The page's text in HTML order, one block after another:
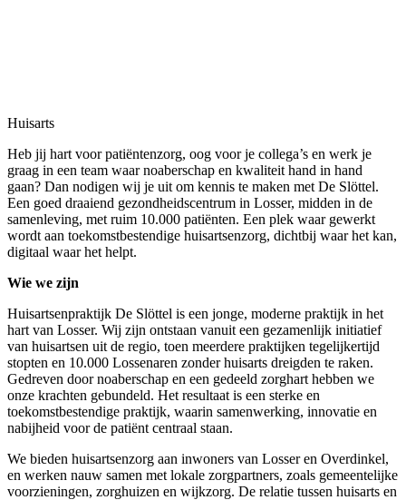
Huisarts
Heb jij hart voor patiëntenzorg, oog voor je collega’s en werk je
graag in een team waarnoaberschap en kwaliteit hand in hand
gaan? Dan nodigen wij je uit om kennis te maken met De Slöttel.
Een goed draaiend gezondheidscentrum in Losser, midden in de
samenleving, met ruim 10.000 patiënten. Een plek waar gewerkt
wordt aan toekomstbestendige huisartsenzorg, dichtbij waar het kan,
digitaal waar het helpt.
Wie we zijn
Huisartsenpraktijk De Slöttel is een jonge, moderne praktijk in het
hart van Losser. Wij zijn ontstaan vanuit een gezamenlijk initiatief
van huisartsen uit de regio, toen meerdere praktijken tegelijkertijd
stopten en 10.000 Lossenaren zonder huisarts dreigden te raken.
Gedreven door noaberschap en een gedeeld zorghart hebben we
onze krachten gebundeld. Het resultaat is een sterke en
toekomstbestendige praktijk, waarin samenwerking, innovatie en
nabijheid voor de patiënt centraal staan.
We bieden huisartsenzorg aan inwoners van Losser en Overdinkel,
en werken nauw samen met lokale zorgpartners, zoals gemeentelijke
voorzieningen, zorghuizen en wijkzorg. De relatie tussen huisarts en